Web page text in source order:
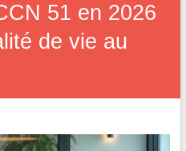
51 en 2026
de vie au